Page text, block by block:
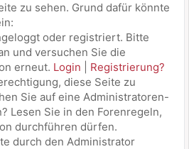
zu sehen. Grund dafür könnte
oder registriert. Bitte
und versuchen Sie die
erneut. Login
Registrierung?
diese Seite zu
Sie auf eine Administratoren-
Lesen Sie in den Forenregeln,
durchführen dürfen.
durch den Administrator